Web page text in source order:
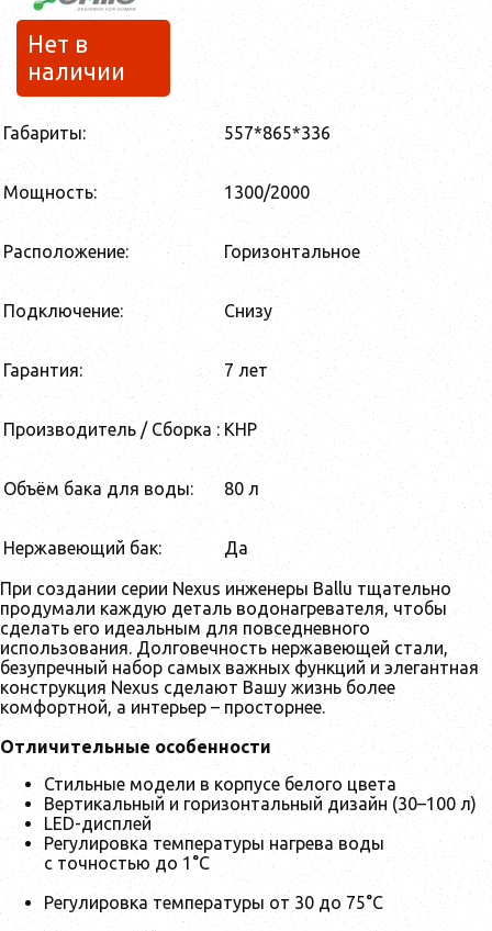
Нет в
наличии
Габариты: 557*865*336
Мощность: 1300/2000
Расположение: Горизонтальное
Подключение: Снизу
Гарантия: 7 лет
Производитель / Сборка : КНР
Объём бака для воды: 80 л
Нержавеющий бак: Да
При создании серии Nexus инженеры Ballu тщательно
продумали каждую деталь водонагревателя, чтобы
сделать его идеальным для повседневного
использования. Долговечность нержавеющей стали,
безупречный набор самых важных функций и элегантная
конструкция Nexus сделают Вашу жизнь более
комфортной, а интерьер – просторнее.
Отличительные особенности
Стильные модели в корпусе белого цвета
Вертикальный и горизонтальный дизайн (30–100 л)
LED-дисплей
Регулировка температуры нагрева воды
с точностью до 1°С
Регулировка температуры от 30 до 75°С